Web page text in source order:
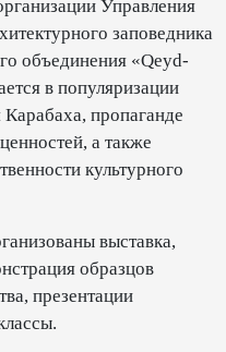
Управления
заповедника
объединения «Qeyd-
в популяризации
Карабаха, пропаганде
а также
культурного
выставка,
образцов
презентации